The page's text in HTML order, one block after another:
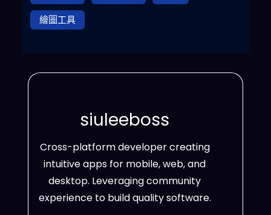
繪圖工具
siuleeboss
Cross-platform developer creating
intuitive apps for mobile, web, and
desktop. Leveraging community
experience to build quality software.